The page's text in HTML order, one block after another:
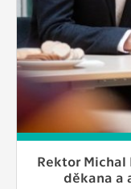
Rektor Michal
děkana a